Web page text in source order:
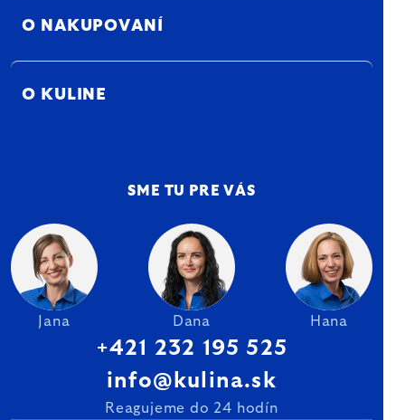
O NAKUPOVANÍ
O KULINE
SME TU PRE VÁS
Jana Dana Hana
+421 232 195 525
info@kulina.sk
Reagujeme do 24 hodín